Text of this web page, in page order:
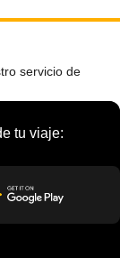
servicio de
tu viaje: